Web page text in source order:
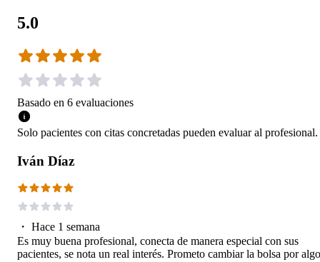
5.0
Basado en 6 evaluaciones
Solo pacientes con citas concretadas pueden evaluar al profesional.
Iván Díaz
・ Hace 1 semana
Es muy buena profesional, conecta de manera especial con sus
pacientes, se nota un real interés. Prometo cambiar la bolsa por algo